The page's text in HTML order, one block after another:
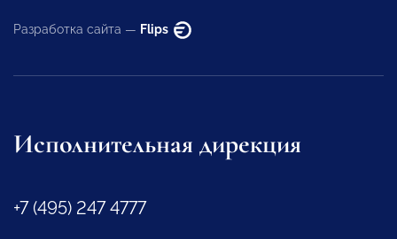
Разработка сайта — Flips
Исполнительная дирекция
+7 (495) 247 4777